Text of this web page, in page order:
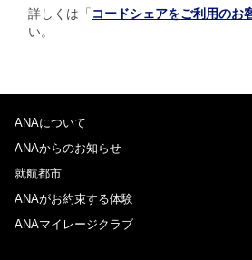
詳しくは「 コードシェアをご利用のお
い。
ANAについて
ANAからのお知らせ
就航都市
ANAがお約束する体験
ANAマイレージクラブ